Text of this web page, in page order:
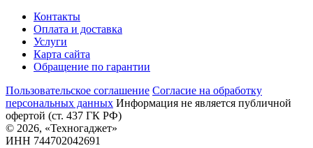
Контакты
Оплата и доставка
Услуги
Карта сайта
Обращение по гарантии
Пользовательское соглашение Cогласие на обработку
персональных данных Информация не является публичной
офертой (ст. 437 ГК РФ)
© 2026, «Техногаджет»
ИНН 744702042691